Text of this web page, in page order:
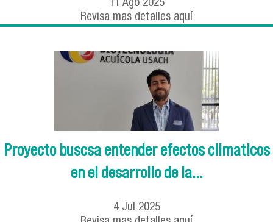
11 Ago 2025
Revisa mas detalles aquí
Proyecto buscsa entender efectos climaticos
en el desarrollo de la...
4 Jul 2025